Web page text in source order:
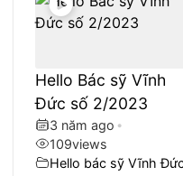
Hello Bác sỹ Vĩnh
Đức số 2/2023
3 năm ago •
109views
Hello bác sỹ Vĩnh